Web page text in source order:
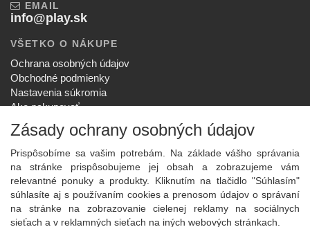
EMAIL
info@play.sk
VŠETKO O NÁKUPE
Ochrana osobných údajov
Obchodné podmienky
Nastavenia súkromia
Ako nakupovať
Reklamačný poriadok
SPOLOČNOSŤ
O nás
Kontakt
Služby
Aktuality
NOVINKY NA EMAIL
Zásady ochrany osobných údajov
Prispôsobíme sa vašim potrebám. Na základe vášho správania
na stránke prispôsobujeme jej obsah a zobrazujeme vám
relevantné ponuky a produkty. Kliknutím na tlačidlo "Súhlasím"
súhlasíte aj s používaním cookies a prenosom údajov o správaní
na stránke na zobrazovanie cielenej reklamy na sociálnych
sieťach a v reklamných sieťach na iných webových stránkach.